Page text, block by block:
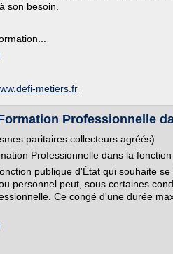
son besoin.
metiers.fr
Professionnelle
paritaires collecteurs agréés)
Professionnelle dans la
publique d'État qui souhaite
personnel peut, sous certaines
Ce congé d'une durée